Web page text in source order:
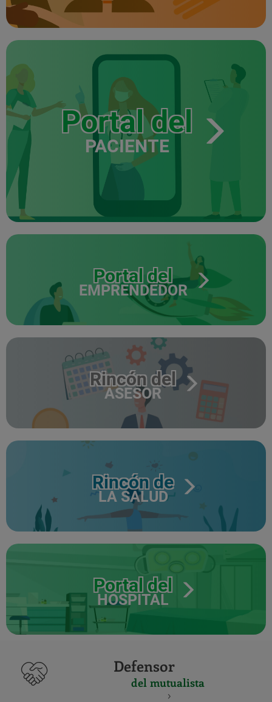
Portal del
PACIENTE
Portal del
EMPRENDEDOR
Rincón del
ASESOR
Rincón de
LA SALUD
Portal del
HOSPITAL
Defensor
del mutualista